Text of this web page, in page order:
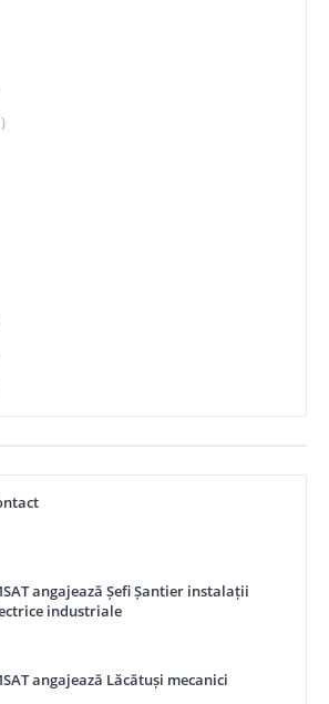
angajează Șefi Șantier instalații
industriale
angajează Lăcătuși mecanici